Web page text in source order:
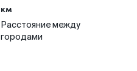
км
Расстояние между
городами